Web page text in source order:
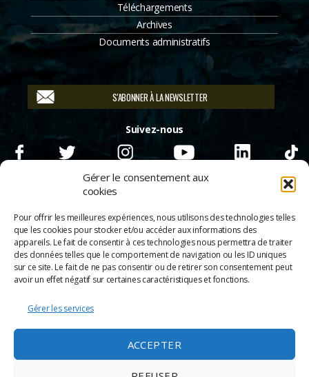
Gérer le consentement aux
cookies
Pour offrir les meilleures expériences, nous utilisons des technologies telles
que les cookies pour stocker et/ou accéder aux informations des
appareils. Le fait de consentir à ces technologies nous permettra de traiter
des données telles que le comportement de navigation ou les ID uniques
sur ce site. Le fait de ne pas consentir ou de retirer son consentement peut
avoir un effet négatif sur certaines caractéristiques et fonctions.
Gérer les services
ACCEPTER
Téléchargements
Archives
Documents administratifs
S'ABONNER À LA NEWSLETTER
Suivez-nous
© 2026Scènes & Cinés